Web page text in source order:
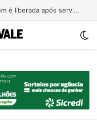
Patrimônio de Paulo Pimenta salta de R$ 192 mil para R$ 1,87 milhão em 4 anos